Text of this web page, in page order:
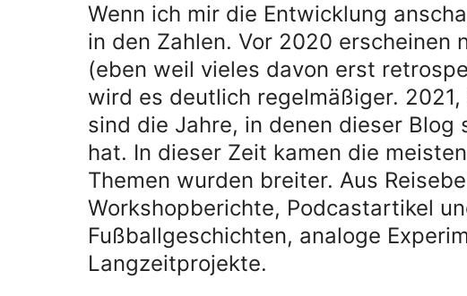
Wenn ich mir die Entwicklung
in den Zahlen. Vor 2020 erscheinen
(eben weil vieles davon erst
wird es deutlich regelmäßiger.
sind die Jahre, in denen dieser Blog
hat. In dieser Zeit kamen die
Themen wurden breiter. Aus
Workshopberichte, Podcastartikel
Fußballgeschichten, analoge
Langzeitprojekte.